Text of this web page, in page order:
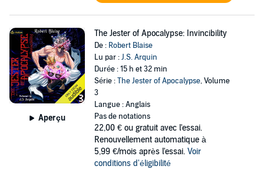
Aperçu
The Jester of Apocalypse: Invincibility
De : Robert Blaise
Lu par :J.S. Arquin
Durée : 15 h et 32 min
Série :The Jester of Apocalypse, Volume
3
Langue : Anglais
Pas de notations
22,00 € ou gratuit avec l'essai.
Renouvellement automatique à
5,99 €/mois après l'essai. Voir
conditions d'éligibilité